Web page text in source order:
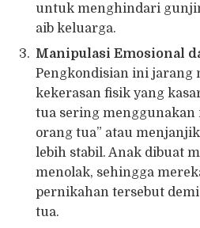
untuk menghindari
aib keluarga.
Manipulasi Emosional
Pengkondisian ini jarang
kekerasan fisik yang
tua sering menggunakan
orang tua” atau
lebih stabil. Anak dibuat
menolak, sehingga
pernikahan tersebut
tua.